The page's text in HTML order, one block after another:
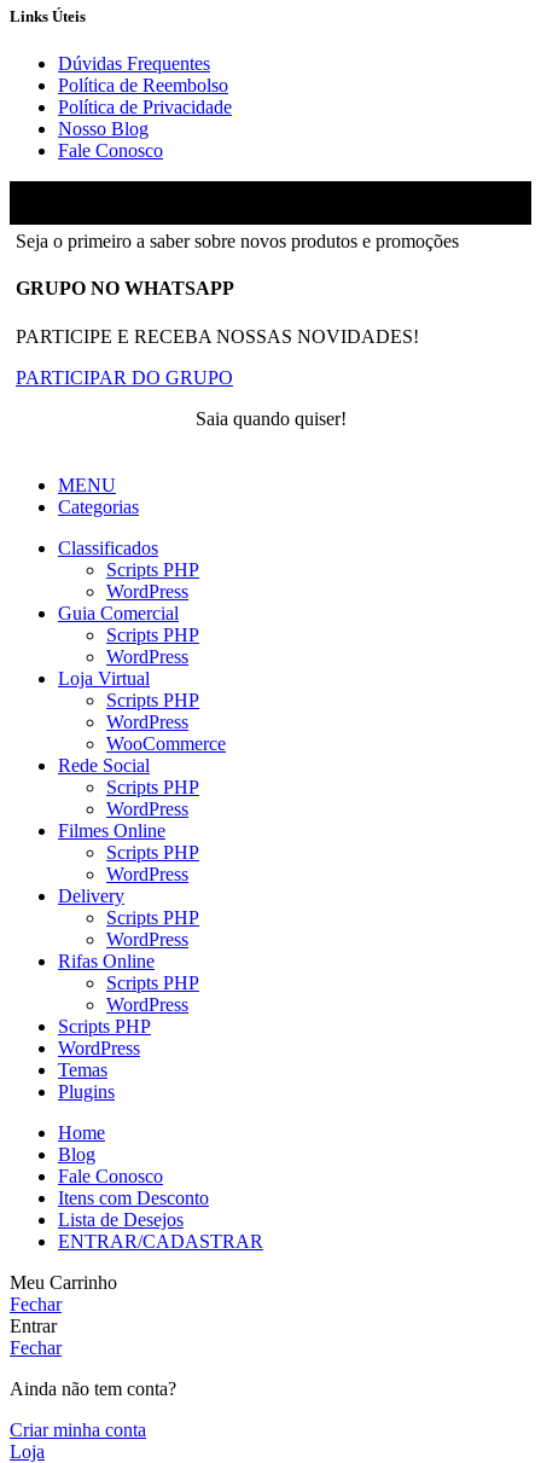
Links Úteis
Dúvidas Frequentes
Política de Reembolso
Política de Privacidade
Nosso Blog
Fale Conosco
Seja o primeiro a saber sobre novos produtos e promoções
GRUPO NO WHATSAPP
PARTICIPE E RECEBA NOSSAS NOVIDADES!
PARTICIPAR DO GRUPO
Saia quando quiser!
MENU
Categorias
Classificados
Scripts PHP
WordPress
Guia Comercial
Scripts PHP
WordPress
Loja Virtual
Scripts PHP
WordPress
WooCommerce
Rede Social
Scripts PHP
WordPress
Filmes Online
Scripts PHP
WordPress
Delivery
Scripts PHP
WordPress
Rifas Online
Scripts PHP
WordPress
Scripts PHP
WordPress
Temas
Plugins
Home
Blog
Fale Conosco
Itens com Desconto
Lista de Desejos
ENTRAR/CADASTRAR
Meu Carrinho
Fechar
Entrar
Fechar
Ainda não tem conta?
Criar minha conta
Loja